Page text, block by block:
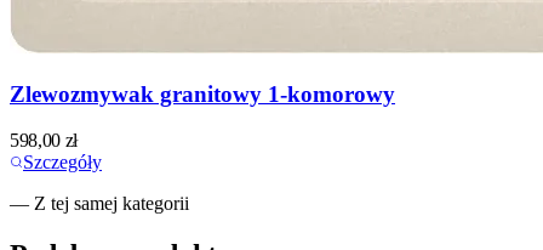
Zlewozmywak granitowy 1-komorowy
598,00 zł
Szczegóły
— Z tej samej kategorii